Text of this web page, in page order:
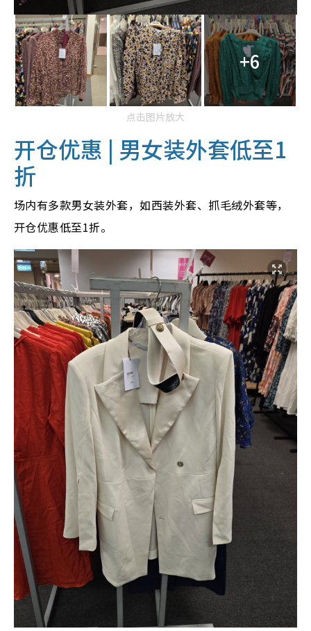
+6
点击图片放大
开仓优惠 | 男女装外套低至1
折
场内有多款男女装外套，如西装外套、抓毛绒外套等，
开仓优惠低至1折。